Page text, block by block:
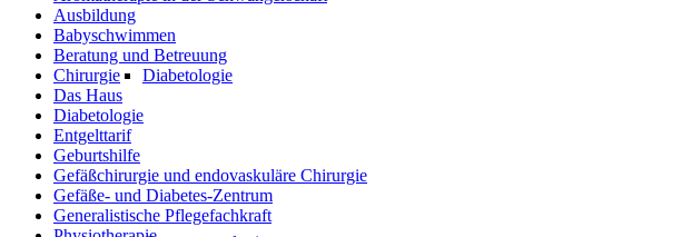
Diabetologie
Ausbildung
Babyschwimmen
Beratung und Betreuung
Chirurgie
Das Haus
Diabetologie
Entgelttarif
Geburtshilfe
Gefäßchirurgie und endovaskuläre Chirurgie
Gefäße- und Diabetes-Zentrum
Generalistische Pflegefachkraft